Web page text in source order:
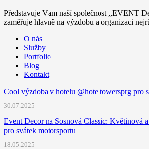
Představuje Vám naší společnost ,,EVENT
zaměřuje hlavně na výzdobu a organizaci
O nás
Služby
Portfolio
Blog
Kontakt
Cool výzdoba v hotelu @hoteltowersprg pro
30.07.2025
Event Decor na Sosnová Classic: Květinová
pro svátek motorsportu
18.05.2025